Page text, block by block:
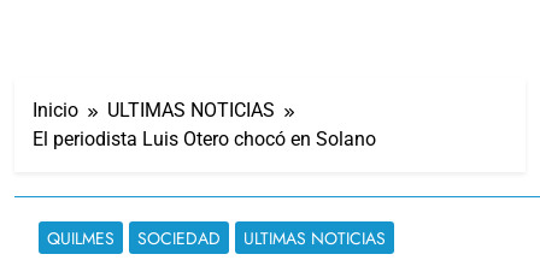
Inicio
ULTIMAS NOTICIAS
El periodista Luis Otero chocó en Solano
QUILMES SOCIEDAD ULTIMAS NOTICIAS